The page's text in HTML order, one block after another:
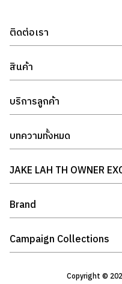
ติดต่อเรา
สินค้า
บริการลูกค้า
บทความทั้งหมด
JAKE LAH TH OWNER
Brand
Campaign Collections
Copyright ©